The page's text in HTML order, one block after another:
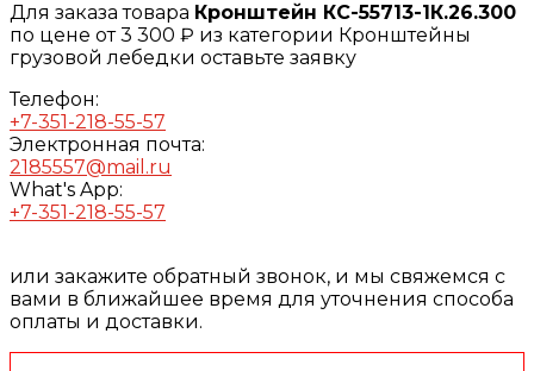
Для заказа товара Кронштейн КС-55713-1К.26.300
по цене от 3 300 ₽ из категории Кронштейны
грузовой лебедки оставьте заявку
Телефон:
+7-351-218-55-57
Электронная почта:
2185557@mail.ru
What's App:
+7-351-218-55-57
или закажите обратный звонок, и мы свяжемся с
вами в ближайшее время для уточнения способа
оплаты и доставки.